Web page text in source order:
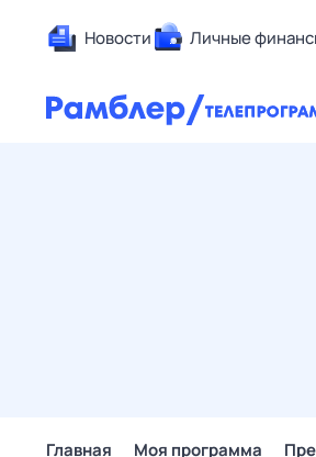
Новости Личные
Главная Моя программа